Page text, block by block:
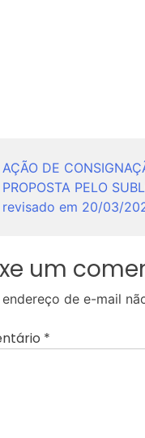
AÇÃO DE
PROPOSTA PELO
revisado em 20/03/
um
endereço de e-mail
*